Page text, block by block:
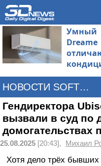
Умный
НОВОСТИ SOFTWARE
Гендиректора
вызвали в суд по
домогательствах
25.08.2025 [20:43], Михаил
Хотя дело трёх